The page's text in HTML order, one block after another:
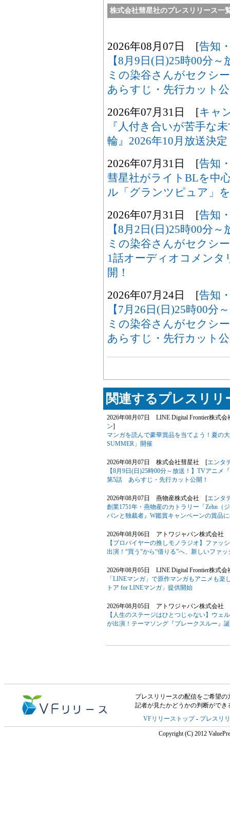
株式会社彗星社のプレスリリース一
2026年08月07日 [告知
【8月9日(日)25時00分
ミの染谷さんがセクシ
あらすじ・先行カット
2026年07月31日 [キャ
『人付き合いが苦手な
輪』2026年10月放送決定
2026年07月31日 [告知
彗星社がライトBLを中
ル「グランツピュア」
2026年07月31日 [告知
【8月2日(日)25時00分
ミの染谷さんがセクシ
1話オーディオコメン
開！
2026年07月24日 [告知
【7月26日(日)25時00分
ミの染谷さんがセクシ
あらすじ・先行カット
関連するプレスリリ
2026年08月07日 LINE Digital Frontier株式
ン]
マンガを読んで豪華賞品を当てよう！夏の
SUMMER」開催
2026年08月07日 株式会社彗星社 [エンタ
【8月9日(日)25時00分～放送！】TVアニ
第5話 あらすじ・先行カット公開！
2026年08月07日 燕物産株式会社 [エンタ
創業1751年・燕物産のカトラリー「Zehn（
パンと独裁者』W鑑賞キャンペーンの賞品
2026年08月06日 アトワジャパン株式会社
【プロバイヤーの推しモノラジオ】ファッ
出演！“買う”から“借りる”へ、新しいファ
2026年08月05日 LINE Digital Frontier株式
「LINEマンガ」で原作マンガもアニメも
トア for LINEマンガ」提供開始
2026年08月05日 アトワジャパン株式会社
【人生のステージはひとつじゃない】ウェ
が出演！テーマソング『ブレークスルー』
プレスリリースの配信をご希望の
記者が見たかどうかの判断がで
VFリリーストップ- プレスリ
Copyright (C) 2012